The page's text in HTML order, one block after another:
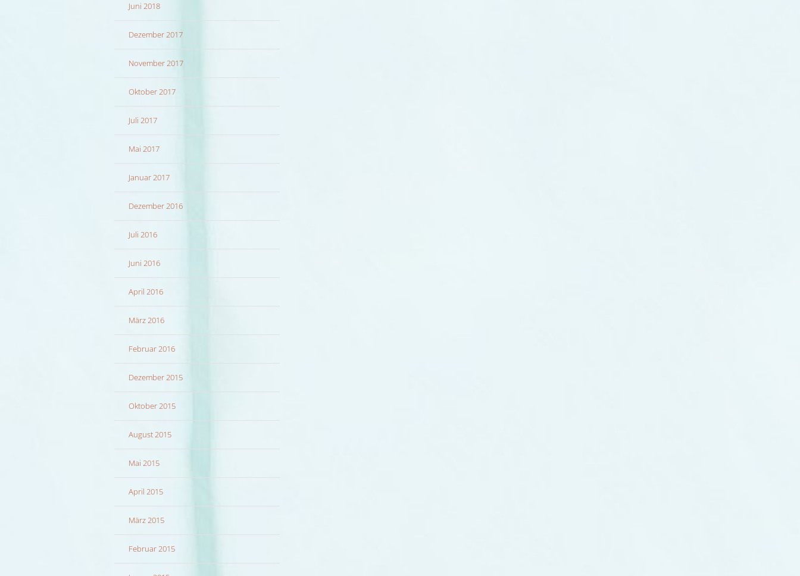
Juni 2018
Dezember 2017
November 2017
Oktober 2017
Juli 2017
Mai 2017
Januar 2017
Dezember 2016
Juli 2016
Juni 2016
April 2016
März 2016
Februar 2016
Dezember 2015
Oktober 2015
August 2015
Mai 2015
April 2015
März 2015
Februar 2015